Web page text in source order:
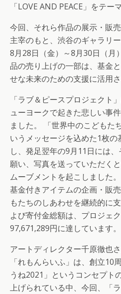
「LOVE AND PEACE」をテー
今回、それら作品の展示・販
主宰のもと、渋谷のギャラリ
8月28日（金）～8月30日（月
品の売り上げの一部は、基金
せな未来のための支援に活用さ
「ラブ＆ピースプロジェクト
ューヨークで起きた悲しい事
ました。 「世界中のこどもた
いうメッセージを込めた1枚
し、発足翌年の9月11日には
願い、写真を送っていただく
ムーブメントを起こしました
基金付きアイテムの企画・販
もたちのしあわせを継続的に
よび寄付金総額は、プロジェ
97,671,289円に達しています
アートディレクター千原徹也
「れもんらいふ」は、創立10
うね2021」というコンセプト
上げられている中、今回、「